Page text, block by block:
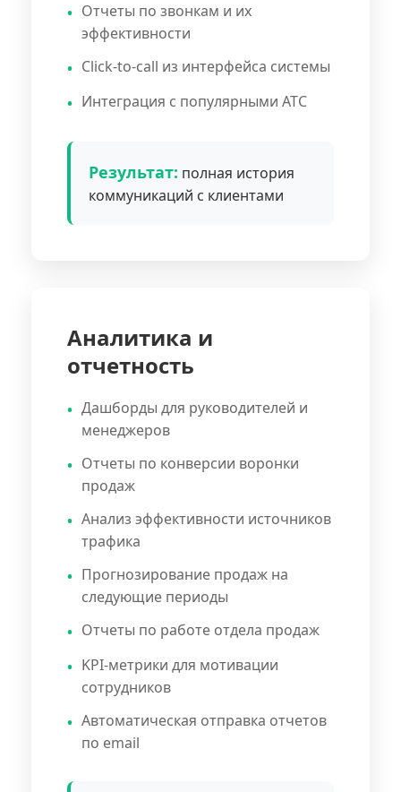
Отчеты по звонкам и их
эффективности
Click-to-call из интерфейса системы
Интеграция с популярными АТС
Результат: полная история
коммуникаций с клиентами
Аналитика и
отчетность
Дашборды для руководителей и
менеджеров
Отчеты по конверсии воронки
продаж
Анализ эффективности источников
трафика
Прогнозирование продаж на
следующие периоды
Отчеты по работе отдела продаж
KPI-метрики для мотивации
сотрудников
Автоматическая отправка отчетов
по email